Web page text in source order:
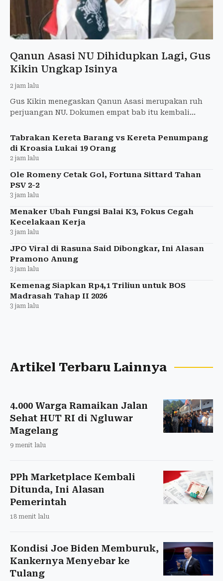
Qanun Asasi NU Dihidupkan Lagi, Gus
Kikin Ungkap Isinya
2 jam lalu
Gus Kikin menegaskan Qanun Asasi merupakan ruh
perjuangan NU. Dokumen empat bab itu kembali
Tabrakan Kereta Barang vs Kereta Penumpang
di Kroasia Lukai 19 Orang
2 jam lalu
Ole Romeny Cetak Gol, Fortuna Sittard Tahan
PSV 2-2
3 jam lalu
Menaker Ubah Fungsi Balai K3, Fokus Cegah
Kecelakaan Kerja
3 jam lalu
JPO Viral di Rasuna Said Dibongkar, Ini Alasan
Pramono Anung
3 jam lalu
Kemenag Siapkan Rp4,1 Triliun untuk BOS
Madrasah Tahap II 2026
3 jam lalu
Artikel Terbaru Lainnya
4.000 Warga Ramaikan Jalan
Sehat HUT RI di Ngluwar
Magelang
9 menit lalu
PPh Marketplace Kembali
Ditunda, Ini Alasan
Pemerintah
18 menit lalu
Kondisi Joe Biden Memburuk,
Kankernya Menyebar ke
Tulang